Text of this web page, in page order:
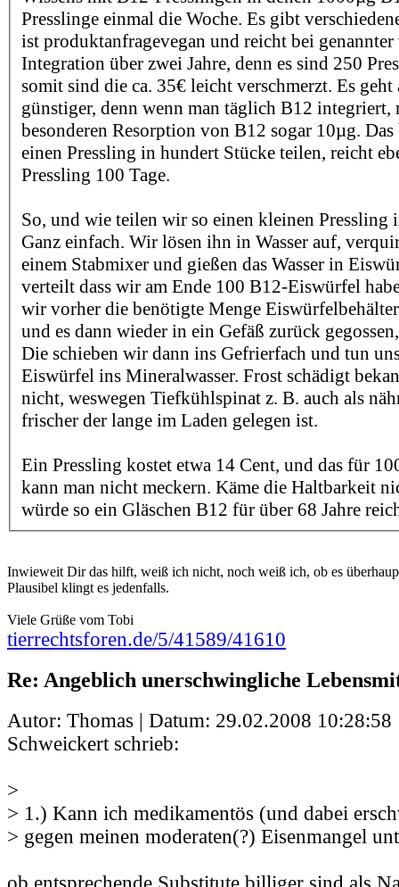
Presslinge einmal die Woche. Es gibt
ist produktanfragevegan und reicht bei
Integration über zwei Jahre, denn es sind 250
somit sind die ca. 35€ leicht verschmerzt. Es geht
günstiger, denn wenn man täglich B12 integriert,
besonderen Resorption von B12 sogar 10µg.
einen Pressling in hundert Stücke teilen, reicht
Pressling 100 Tage.
So, und wie teilen wir so einen kleinen Pressling
Ganz einfach. Wir lösen ihn in Wasser auf,
einem Stabmixer und gießen das Wasser in
verteilt dass wir am Ende 100 B12-Eiswürfel
wir vorher die benötigte Menge
und es dann wieder in ein Gefäß zurück
Die schieben wir dann ins Gefrierfach und tun
Eiswürfel ins Mineralwasser. Frost schädigt
nicht, weswegen Tiefkühlspinat z. B. auch als
frischer der lange im Laden gelegen ist.
Ein Pressling kostet etwa 14 Cent, und das für
kann man nicht meckern. Käme die Haltbarkeit
würde so ein Gläschen B12 für über 68 Jahre
Inwieweit Dir das hilft, weiß ich nicht, noch weiß ich, ob es
Plausibel klingt es jedenfalls.
Viele Grüße vom Tobi
tierrechtsforen.de/5/41589/41610
Re: Angeblich unerschwingliche
Autor: Thomas | Datum: 29.02.2008 10:28:58
Schweickert schrieb:
>
> 1.) Kann ich medikamentös (und dabei
> gegen meinen moderaten(?) Eisenmangel